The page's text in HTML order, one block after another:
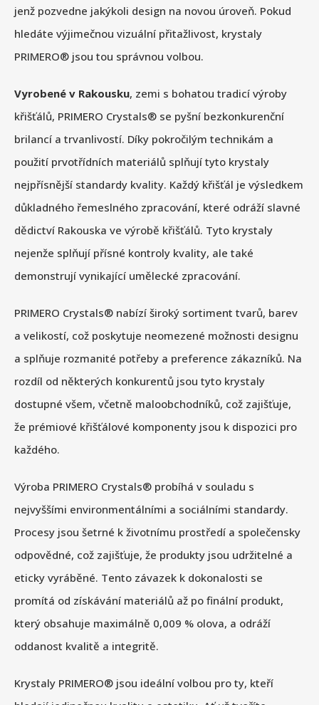
jenž pozvedne jakýkoli design na novou úroveň. Pokud
hledáte výjimečnou vizuální přitažlivost, krystaly
PRIMERO® jsou tou správnou volbou.
Vyrobené v Rakousku, zemi s bohatou tradicí výroby
křišťálů, PRIMERO Crystals® se pyšní bezkonkurenční
brilancí a trvanlivostí. Díky pokročilým technikám a
použití prvotřídních materiálů splňují tyto krystaly
nejpřísnější standardy kvality. Každý křišťál je výsledkem
důkladného řemeslného zpracování, které odráží slavné
dědictví Rakouska ve výrobě křišťálů. Tyto krystaly
nejenže splňují přísné kontroly kvality, ale také
demonstrují vynikající umělecké zpracování.
PRIMERO Crystals® nabízí široký sortiment tvarů, barev
a velikostí, což poskytuje neomezené možnosti designu
a splňuje rozmanité potřeby a preference zákazníků. Na
rozdíl od některých konkurentů jsou tyto krystaly
dostupné všem, včetně maloobchodníků, což zajišťuje,
že prémiové křišťálové komponenty jsou k dispozici pro
každého.
Výroba PRIMERO Crystals® probíhá v souladu s
nejvyššími environmentálními a sociálními standardy.
Procesy jsou šetrné k životnímu prostředí a společensky
odpovědné, což zajišťuje, že produkty jsou udržitelné a
eticky vyráběné. Tento závazek k dokonalosti se
promítá od získávání materiálů až po finální produkt,
který obsahuje maximálně 0,009 % olova, a odráží
oddanost kvalitě a integritě.
Krystaly PRIMERO® jsou ideální volbou pro ty, kteří